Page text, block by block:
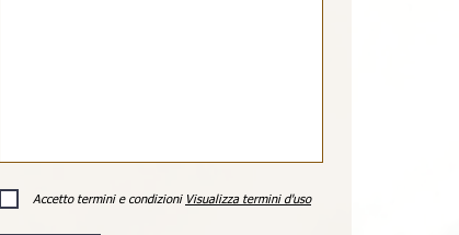
Accetto termini e condizioni Visualizza termini d'uso